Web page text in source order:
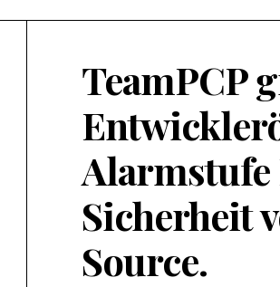
TeamPCP
Sicherheit
Source.